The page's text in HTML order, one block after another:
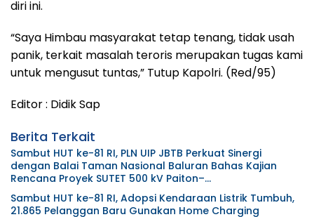
diri ini.
“Saya Himbau masyarakat tetap tenang, tidak usah
panik, terkait masalah teroris merupakan tugas kami
untuk mengusut tuntas,” Tutup Kapolri. (Red/95)
Editor : Didik Sap
Berita Terkait
Sambut HUT ke-81 RI, PLN UIP JBTB Perkuat Sinergi
dengan Balai Taman Nasional Baluran Bahas Kajian
Rencana Proyek SUTET 500 kV Paiton–
Watudodol/Kalipuro
Sambut HUT ke-81 RI, Adopsi Kendaraan Listrik Tumbuh,
21.865 Pelanggan Baru Gunakan Home Charging